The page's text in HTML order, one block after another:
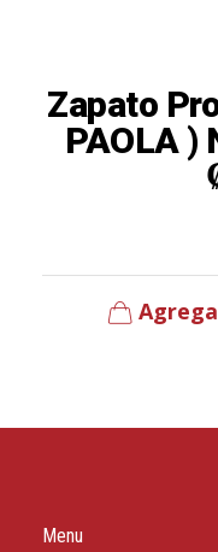
Zapato
PAOLA )
Menu